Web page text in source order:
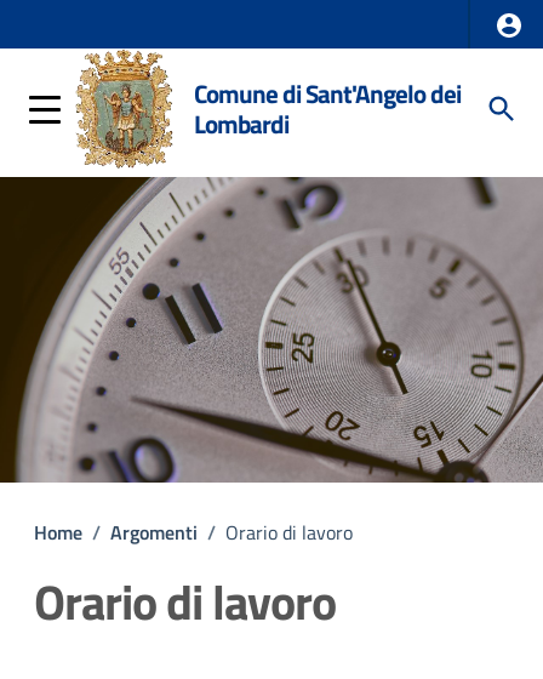
Comune di Sant'Angelo dei
Lombardi
Home / Argomenti / Orario di lavoro
Orario di lavoro